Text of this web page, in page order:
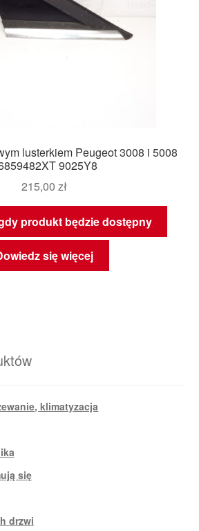
lusterkiem Peugeot 3008 i 5008
9025Y8
215,00 zł
produkt będzie dostępny
się więcej
klimatyzacja
się
drzwi